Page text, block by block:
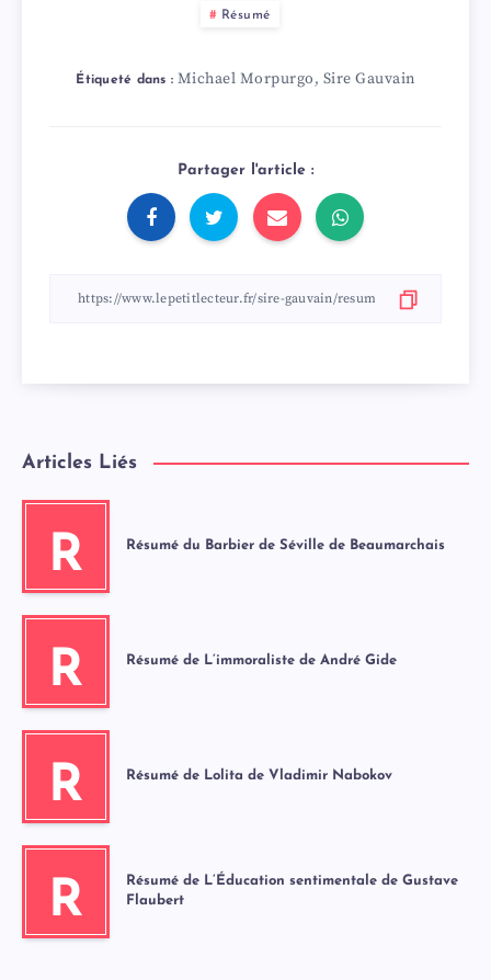
Résumé
Étiqueté dans : Michael Morpurgo, Sire Gauvain
Partager l'article :
Articles Liés
R Résumé du Barbier de Séville de Beaumarchais
R Résumé de L’immoraliste de André Gide
R Résumé de Lolita de Vladimir Nabokov
R
Résumé de L’Éducation sentimentale de Gustave
Flaubert